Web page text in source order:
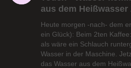
aus dem Heißwasser
Heute morgen -nach- dem
ein Glück): Beim 2ten
als wäre ein Schlauch
Wasser in der Maschine.
das Wasser aus dem